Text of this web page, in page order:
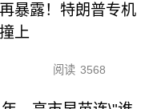
暴露！特朗普专机
上
阅读 3568